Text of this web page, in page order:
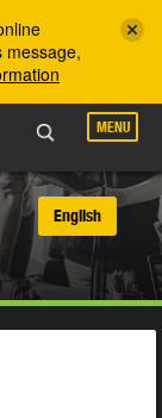
message,
MENU
English